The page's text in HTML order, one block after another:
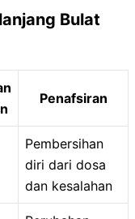
Bulat
Penafsiran
Pembersihan
diri dari dosa
dan kesalahan